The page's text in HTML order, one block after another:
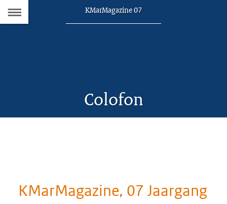
Dit
artikel
KMarMagazine 07
Colofon
KMarMagazine, 07 Jaargang